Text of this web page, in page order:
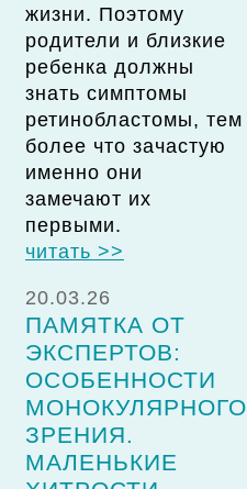
жизни. Поэтому
родители и близкие
ребенка должны
знать симптомы
ретинобластомы, тем
более что зачастую
именно они
замечают их
первыми.
читать >>
20.03.26
ПАМЯТКА ОТ
ЭКСПЕРТОВ:
ОСОБЕННОСТИ
МОНОКУЛЯРНОГО
ЗРЕНИЯ.
МАЛЕНЬКИЕ